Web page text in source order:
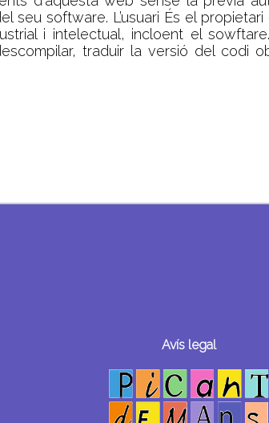
seu software. L’usuari És el
i intelectual, incloent el sowftare.
traduir la versió del codi
Avís legal